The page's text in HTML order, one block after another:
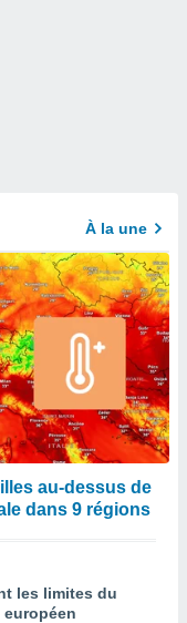
À la une
au-dessus de
dans 9 régions
les limites du